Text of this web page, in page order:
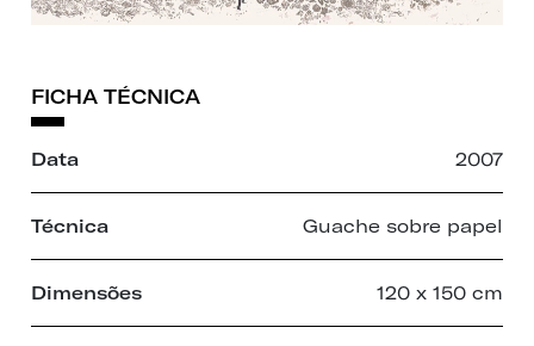
FICHA TÉCNICA
Data 2007
Técnica Guache sobre papel
Dimensões 120 x 150 cm